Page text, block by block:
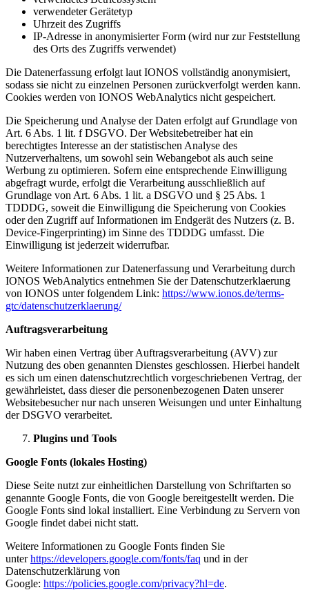
verwendeter Gerätetyp
Uhrzeit des Zugriffs
IP-Adresse in anonymisierter Form (wird nur zur Feststellung
des Orts des Zugriffs verwendet)
Die Datenerfassung erfolgt laut IONOS vollständig anonymisiert,
sodass sie nicht zu einzelnen Personen zurückverfolgt werden kann.
Cookies werden von IONOS WebAnalytics nicht gespeichert.
Die Speicherung und Analyse der Daten erfolgt auf Grundlage von
Art. 6 Abs. 1 lit. f DSGVO. Der Websitebetreiber hat ein
berechtigtes Interesse an der statistischen Analyse des
Nutzerverhaltens, um sowohl sein Webangebot als auch seine
Werbung zu optimieren. Sofern eine entsprechende Einwilligung
abgefragt wurde, erfolgt die Verarbeitung ausschließlich auf
Grundlage von Art. 6 Abs. 1 lit. a DSGVO und § 25 Abs. 1
TDDDG, soweit die Einwilligung die Speicherung von Cookies
oder den Zugriff auf Informationen im Endgerät des Nutzers (z. B.
Device-Fingerprinting) im Sinne des TDDDG umfasst. Die
Einwilligung ist jederzeit widerrufbar.
Weitere Informationen zur Datenerfassung und Verarbeitung durch
IONOS WebAnalytics entnehmen Sie der Datenschutzerklaerung
von IONOS unter folgendem Link: https://www.ionos.de/terms-
gtc/datenschutzerklaerung/
Auftragsverarbeitung
Wir haben einen Vertrag über Auftragsverarbeitung (AVV) zur
Nutzung des oben genannten Dienstes geschlossen. Hierbei handelt
es sich um einen datenschutzrechtlich vorgeschriebenen Vertrag, der
gewährleistet, dass dieser die personenbezogenen Daten unserer
Websitebesucher nur nach unseren Weisungen und unter Einhaltung
der DSGVO verarbeitet.
Plugins und Tools
Google Fonts (lokales Hosting)
Diese Seite nutzt zur einheitlichen Darstellung von Schriftarten so
genannte Google Fonts, die von Google bereitgestellt werden. Die
Google Fonts sind lokal installiert. Eine Verbindung zu Servern von
Google findet dabei nicht statt.
Weitere Informationen zu Google Fonts finden Sie
unterhttps://developers.google.com/fonts/faq und in der
Datenschutzerklärung von
Google: https://policies.google.com/privacy?hl=de.